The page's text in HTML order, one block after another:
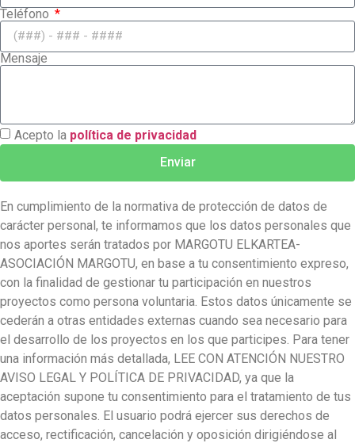
Teléfono
Mensaje
Acepto la política de privacidad
Enviar
En cumplimiento de la normativa de protección de datos de
carácter personal, te informamos que los datos personales que
nos aportes serán tratados por MARGOTU ELKARTEA-
ASOCIACIÓN MARGOTU, en base a tu consentimiento expreso,
con la finalidad de gestionar tu participación en nuestros
proyectos como persona voluntaria. Estos datos únicamente se
cederán a otras entidades externas cuando sea necesario para
el desarrollo de los proyectos en los que participes. Para tener
una información más detallada, LEE CON ATENCIÓN NUESTRO
AVISO LEGAL Y POLÍTICA DE PRIVACIDAD, ya que la
aceptación supone tu consentimiento para el tratamiento de tus
datos personales. El usuario podrá ejercer sus derechos de
acceso, rectificación, cancelación y oposición dirigiéndose al